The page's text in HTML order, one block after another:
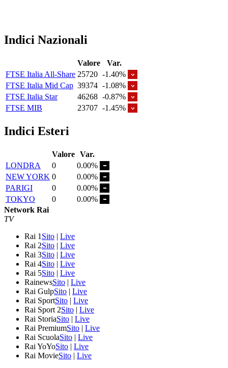
Indici Nazionali
Valore
Var.
FTSE Italia All-Share 25720 -1.40%
FTSE Italia Mid Cap 39374 -1.08%
FTSE Italia Star
46268 -0.87%
FTSE MIB
23707 -1.45%
Indici Esteri
Valore Var.
LONDRA
0
0.00%
NEW YORK 0
0.00%
PARIGI
0
0.00%
TOKYO
0
0.00%
Network Rai
TV
Rai 1 Sito | Live
Rai 2Sito | Live
Rai 3Sito | Live
Rai 4Sito | Live
Rai 5Sito | Live
RainewsSito | Live
Rai GulpSito | Live
Rai SportSito | Live
Rai Sport 2Sito | Live
Rai StoriaSito | Live
Rai PremiumSito | Live
Rai ScuolaSito | Live
Rai YoYoSito | Live
Rai MovieSito | Live